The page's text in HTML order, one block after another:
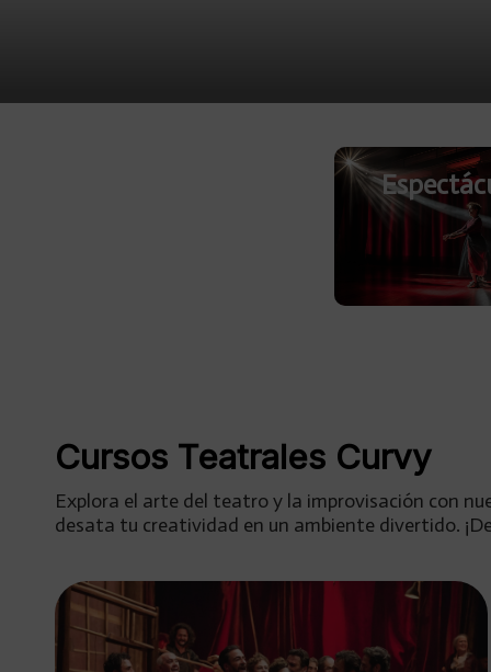
Cursos Teatrales Curvy
Explora el arte del teatro y la improvisación con
desata tu creatividad en un ambiente divertido.